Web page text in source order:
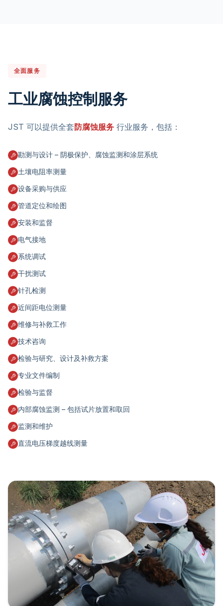
全面服务
工业腐蚀控制服务
JST 可以提供全套防腐蚀服务 行业服务，包括：
勘测与设计 – 阴极保护、腐蚀监测和涂层系统
土壤电阻率测量
设备采购与供应
管道定位和绘图
安装和监督
电气接地
系统调试
干扰测试
针孔检测
近间距电位测量
维修与补救工作
技术咨询
检验与研究、设计及补救方案
专业文件编制
检验与监督
内部腐蚀监测 – 包括试片放置和取回
监测和维护
直流电压梯度越线测量